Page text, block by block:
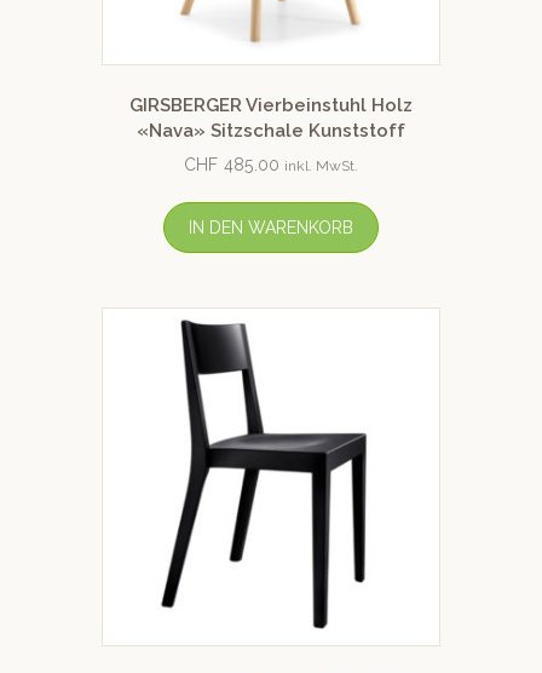
GIRSBERGER Vierbeinstuhl Holz
«Nava» Sitzschale Kunststoff
CHF 485.00 inkl. MwSt.
IN DEN WARENKORB